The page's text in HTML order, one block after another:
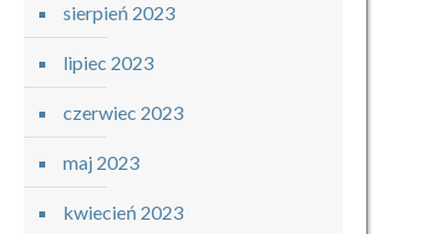
sierpień 2023
lipiec 2023
czerwiec 2023
maj 2023
kwiecień 2023